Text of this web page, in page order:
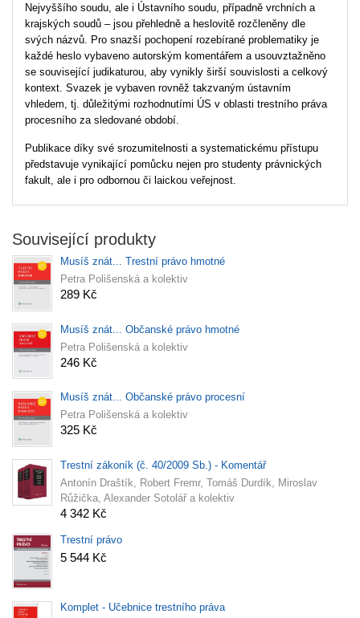
Nejvyššího soudu, ale i Ústavního soudu, případně vrchních a
krajských soudů – jsou přehledně a heslovitě rozčleněny dle
svých názvů. Pro snazší pochopení rozebírané problematiky je
každé heslo vybaveno autorským komentářem a usouvztažněno
se související judikaturou, aby vynikly širší souvislosti a celkový
kontext. Svazek je vybaven rovněž takzvaným ústavním
vhledem, tj. důležitými rozhodnutími ÚS v oblasti trestního práva
procesního za sledované období.
Publikace díky své srozumitelnosti a systematickému přístupu
představuje vynikající pomůcku nejen pro studenty právnických
fakult, ale i pro odbornou či laickou veřejnost.
Související produkty
Musíš znát... Trestní právo hmotné
Petra Polišenská a kolektiv
289 Kč
Musíš znát... Občanské právo hmotné
Petra Polišenská a kolektiv
246 Kč
Musíš znát... Občanské právo procesní
Petra Polišenská a kolektiv
325 Kč
Trestní zákoník (č. 40/2009 Sb.) - Komentář
Antonín Draštík, Robert Fremr, Tomáš Durdík, Miroslav
Růžička, Alexander Sotolář a kolektiv
4 342 Kč
Trestní právo
5 544 Kč
Komplet - Učebnice trestního práva